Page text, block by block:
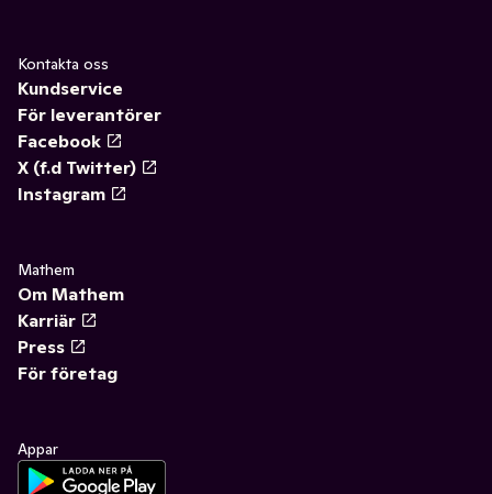
Kontakta oss
Kundservice
För leverantörer
Facebook
X (f.d Twitter)
Instagram
Mathem
Om Mathem
Karriär
Press
För företag
Appar